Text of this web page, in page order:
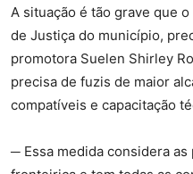
A situação é tão grave que
de Justiça do município,
promotora Suelen Shirley
precisa de fuzis de maior
compatíveis e capacitação
─ Essa medida considera